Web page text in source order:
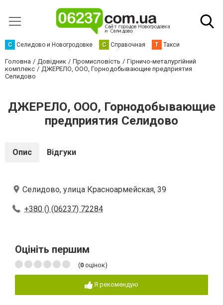
С Селидово и Новогродовке С Справочная Т Такси
Головна Довідник Промисловість
Гірничо-металургійний
комплекс
ДЖЕРЕЛО, ООО, Горнодобывающие предприятия
Селидово
ДЖЕРЕЛО, ООО, Горнодобывающие
предприятия Селидово
Опис Відгуки
Селидово, улица Красноармейская, 39
+380 () (06237) 72284
Оцініть першим
(0 оцінок)
Я рекомендую